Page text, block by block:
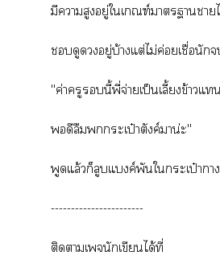
มีาสูงอยู่ใเกณฑ์าาา
ดูดอยู่บ้างแต่ไม่ค่อยเชื่อนัก
"ค่าครูนี้พี่จ่ายเป็นเลี้ยงข้าวแ
ดีลืมกระเป๋าตังค์มาน่ะ"
พูดแล้วก็ลูบแงค์พันใกระเป๋าา
-----------------------
ติดาเจนักเขียนได้ที่